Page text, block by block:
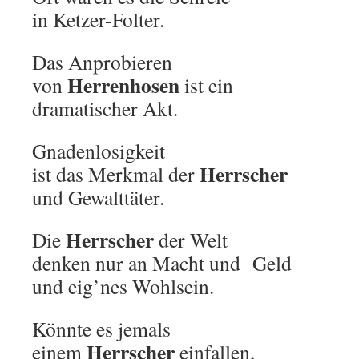
in Ketzer-Folter.
Das Anprobieren
vonHerrenhosenist ein
dramatischer Akt.
Gnadenlosigkeit
ist das Merkmal derHerrscher
und Gewalttäter.
DieHerrscherder Welt
denken nur an Macht und Geld
und eig’nes Wohlsein.
Könnte es jemals
einem Herrschereinfallen,